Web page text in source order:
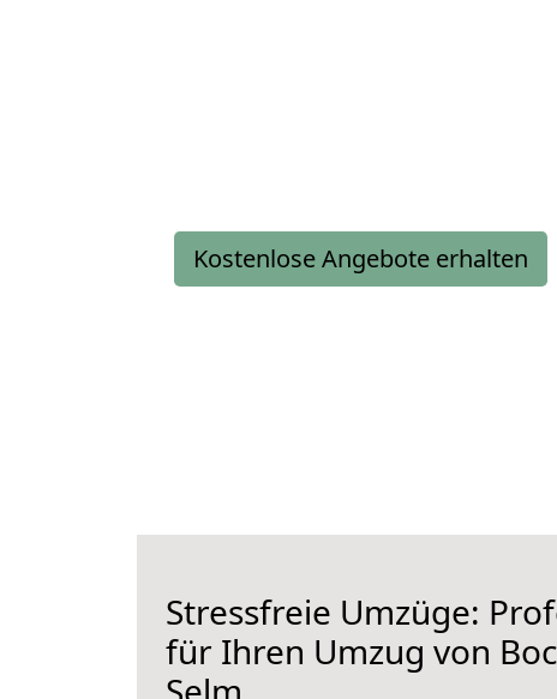
Kostenlose Angebote erhalten
Stressfreie Umzüge:
für Ihren Umzug von